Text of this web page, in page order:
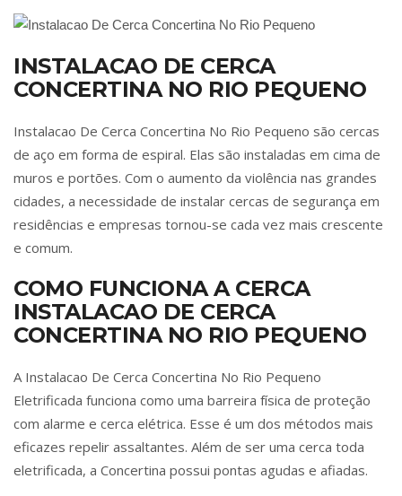
INSTALACAO DE CERCA
CONCERTINA NO RIO PEQUENO
Instalacao De Cerca Concertina No Rio Pequeno são cercas
de aço em forma de espiral. Elas são instaladas em cima de
muros e portões. Com o aumento da violência nas grandes
cidades, a necessidade de instalar cercas de segurança em
residências e empresas tornou-se cada vez mais crescente
e comum.
COMO FUNCIONA A CERCA
INSTALACAO DE CERCA
CONCERTINA NO RIO PEQUENO
A Instalacao De Cerca Concertina No Rio Pequeno
Eletrificada funciona como uma barreira física de proteção
com alarme e cerca elétrica. Esse é um dos métodos mais
eficazes repelir assaltantes. Além de ser uma cerca toda
eletrificada, a Concertina possui pontas agudas e afiadas.